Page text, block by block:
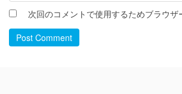
次回のコメントで使用するためブラウ
Post Comment